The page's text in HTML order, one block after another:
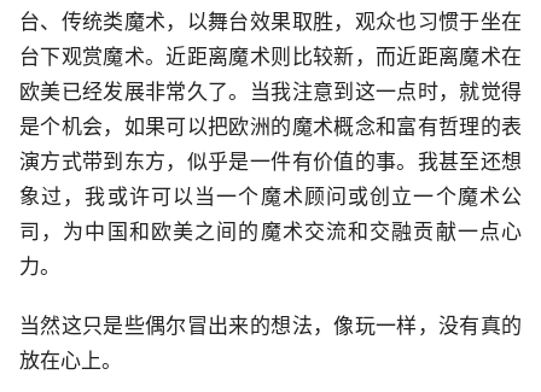
台、传统类魔术，以舞台效果取胜，观众也习惯于坐在
台下观赏魔术。近距离魔术则比较新，而近距离魔术在
欧美已经发展非常久了。当我注意到这一点时，就觉得
是个机会，如果可以把欧洲的魔术概念和富有哲理的表
演方式带到东方，似乎是一件有价值的事。我甚至还想
象过，我或许可以当一个魔术顾问或创立一个魔术公
司，为中国和欧美之间的魔术交流和交融贡献一点心
力。
当然这只是些偶尔冒出来的想法，像玩一样，没有真的
放在心上。